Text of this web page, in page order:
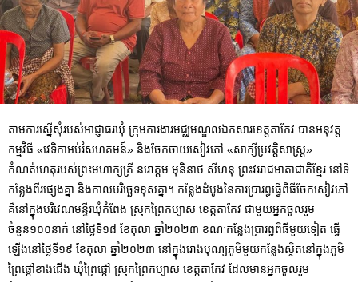
តាមការស្នើសុំរបស់អាជ្ញាធរឃុំ ក្រុមការងារមជ្ឈមណ្ឌល​ឯកសារខេត្តតាកែវ បានអនុវត្ត
កម្មវិធី «វេទិកាអប់រំសហគមន៍» និងចែកចាយសៀវភៅ «សាក្សីប្រវត្តិសាស្រ្ត»
កំណត់ហេតុរបស់ព្រះមហាក្សត្រី នរោត្តម មុនិនាថ សីហនុ ព្រះវររាជមាតាជាតិខ្មែរ នៅទី
កន្លែងពីរផ្សេងគ្នា និងកាលបរិច្ឆេទខុសគ្នា។ កន្លែងដំបូងនៃការប្រារព្ធធ្វើពិធីចែកសៀវភៅ
គឺនៅក្នុងបរិវេណមន្ទីរឃុំកំពែង ស្រុកព្រៃកប្បាស ខេត្តតាកែវ ជាមួយអ្នកចូលរួម
ចំនួន១០០នាក់ នៅថ្ងៃទី១៨ ខែតុលា ឆ្នាំ២០២៣ ខណៈកន្លែងប្រារព្ធពិធីមួយទៀត ធ្វើ
ឡើងនៅថ្ងៃទី១៩ ខែតុលា ឆ្នាំ២០២៣ នៅក្នុងរោងបុណ្យភូមិមួយកន្លែងស្ថិតនៅក្នុងភូមិ
ព្រៃផ្តៅខាងជើង ឃុំព្រៃផ្តៅ ស្រុកព្រៃកប្បាស ខេត្តតាកែវ ដែលមានអ្នកចូលរួម